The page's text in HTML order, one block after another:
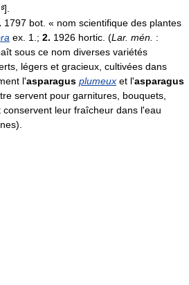
].
1797 bot. « nom scientifique des plantes
ex. 1.; 2. 1926 hortic. (Lar. mén. :
sous ce nom diverses variétés
légers et gracieux, cultivées dans
l'asparagus plumeux et l'asparagus
servent pour garnitures, bouquets,
leur fraîcheur dans l'eau